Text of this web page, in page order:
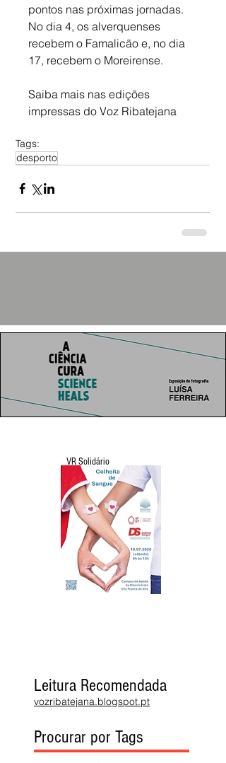
pontos nas próximas jornadas.
No dia 4, os alverquenses
recebem o Famalicão e, no dia
17, recebem o Moreirense.
Saiba mais nas edições
impressas do Voz Ribatejana
Tags:
desporto
VR Solidário
Leitura Recomendada
vozribatejana.blogspot.pt
Procurar por Tags